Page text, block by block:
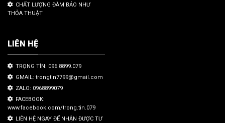
CHẤT LƯỢNG ĐÀM BẢO NHƯ
THỎA THUẬT
LIÊN HỆ
TRỌNG TÍN: 096.8899.079
GMAIL: trongtin7799@gmail.com
ZALO: 0968899079
FACEBOOK:
www.facebook.com/trong.tin.079
LIÊN HỆ NGAY ĐỂ NHẬN ĐƯỢC TƯ